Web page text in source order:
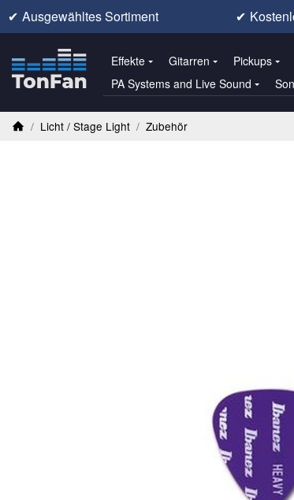
✔ Ausgewähltes Sortiment ✔
Effekte Gitarren Pickups
PA Systems and Live Sound
/ Licht / Stage Light / Zubehör